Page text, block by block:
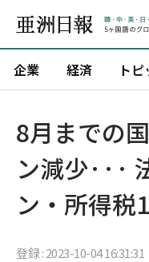
企業 経済 ト
8月までの
ン減少···
ン・所得
登録 : 2023-10-04 16:31:31